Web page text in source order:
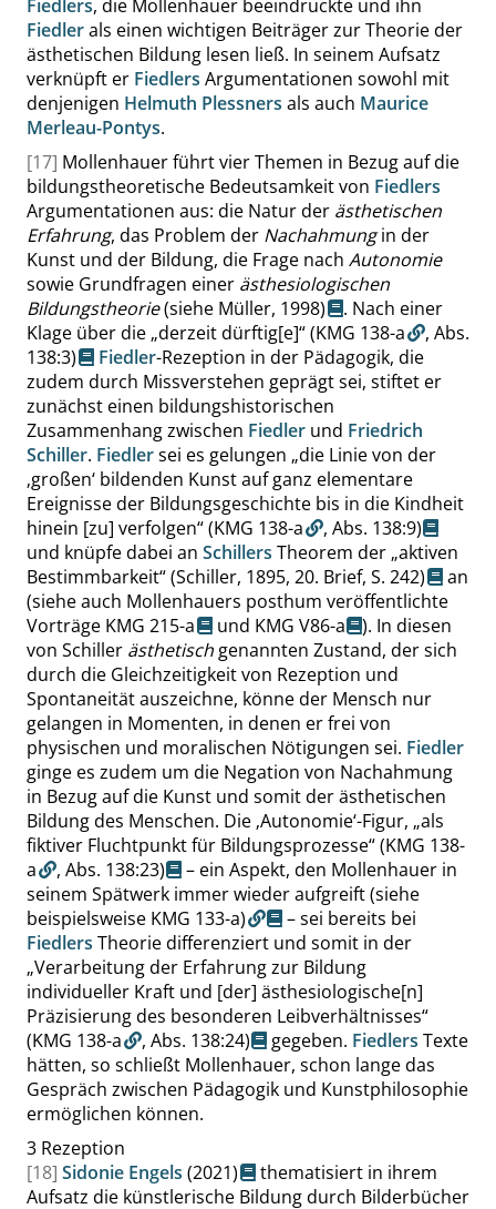
Fiedlers, die Mollenhauer beeindruckte und ihn
Fiedlerals einen wichtigen Beiträger zur Theorie der
ästhetischen Bildung lesen ließ. In seinem Aufsatz
verknüpft er Fiedlers Argumentationen sowohl mit
denjenigen Helmuth Plessners als auch Maurice
Merleau-Pontys.
[17] Mollenhauer führt vier Themen in Bezug auf die
bildungstheoretische Bedeutsamkeit von Fiedlers
Argumentationen aus: die Natur der ästhetischen
Erfahrung, das Problem der Nachahmungin der
Kunst und der Bildung, die Frage nach Autonomie
sowie Grundfragen einer ästhesiologischen
Bildungstheorie(siehe Müller, 1998)
. Nach einer
Klage über die „derzeit dürftig[e]“(KMG 138-a , Abs.
138:3) Fiedler-Rezeption in der Pädagogik, die
zudem durch Missverstehen geprägt sei, stiftet er
zunächst einen bildungshistorischen
Zusammenhang zwischen Fiedler und Friedrich
Schiller. Fiedlersei es gelungen „die Linie von der
‚großen‘ bildenden Kunst auf ganz elementare
Ereignisse der Bildungsgeschichte bis in die Kindheit
hinein [zu] verfolgen“(KMG 138-a , Abs. 138:9)
und knüpfe dabei an Schillers Theorem der „aktiven
Bestimmbarkeit“(Schiller, 1895, 20. Brief, S. 242)
an
(siehe auch Mollenhauers posthum veröffentlichte
Vorträge KMG 215-a und KMG V86-a
). In diesen
von Schiller ästhetisch genannten Zustand, der sich
durch die Gleichzeitigkeit von Rezeption und
Spontaneität auszeichne, könne der Mensch nur
gelangen in Momenten, in denen er frei von
physischen und moralischen Nötigungen sei. Fiedler
ginge es zudem um die Negation von Nachahmung
in Bezug auf die Kunst und somit der ästhetischen
Bildung des Menschen. Die ‚Autonomie‘-Figur, „als
fiktiver Fluchtpunkt für Bildungsprozesse“(KMG 138-
a
, Abs. 138:23)
– ein Aspekt, den Mollenhauer in
seinem Spätwerk immer wieder aufgreift(siehe
beispielsweise KMG 133-a)
– sei bereits bei
Fiedlers Theorie differenziert und somit in der
„Verarbeitung der Erfahrung zur Bildung
individueller Kraft und [der] ästhesiologische[n]
Präzisierung des besonderen Leibverhältnisses“
(KMG 138-a
, Abs. 138:24) gegeben. Fiedlers Texte
hätten, so schließt Mollenhauer, schon lange das
Gespräch zwischen Pädagogik und Kunstphilosophie
ermöglichen können.
3 Rezeption
[18] Sidonie Engels (2021)
thematisiert in ihrem
Aufsatz die künstlerische Bildung durch Bilderbücher